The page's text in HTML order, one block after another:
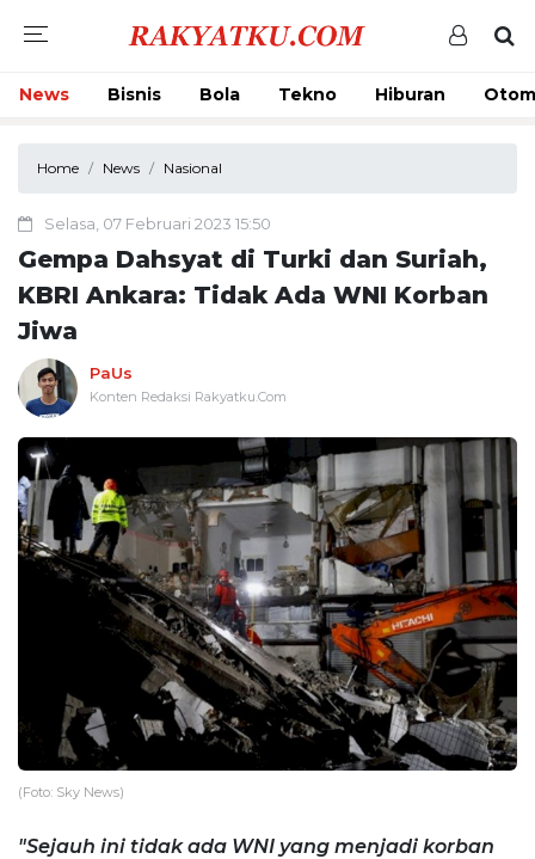
News Bisnis Bola Tekno Hiburan
Home News Nasional
Selasa, 07 Februari 2023 15:50
Gempa Dahsyat di Turki dan Suriah,
KBRI Ankara: Tidak Ada WNI Korban
Jiwa
PaUs
Konten Redaksi Rakyatku.Com
(Foto: Sky News)
"Sejauh ini tidak ada WNI yang menjadi korban